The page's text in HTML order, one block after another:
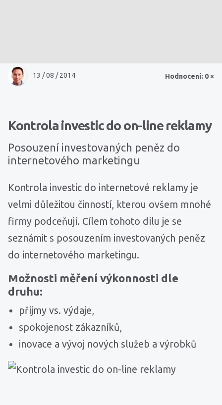
13 / 08 / 2014 Hodnocení: 0 ×
Kontrola investic do on-line reklamy
Posouzení investovaných peněz do
internetového marketingu
Kontrola investic do internetové reklamy je
velmi důležitou činností, kterou ovšem mnohé
firmy podceňují. Cílem tohoto dílu je se
seznámit s posouzením investovaných peněz
do internetového marketingu.
Možnosti měření výkonnosti dle
druhu:
příjmy vs. výdaje,
spokojenost zákazníků,
inovace a vývoj nových služeb a výrobků